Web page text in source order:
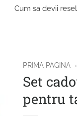
Cum sa devii
PRIMA PAGINA
Set
pentru